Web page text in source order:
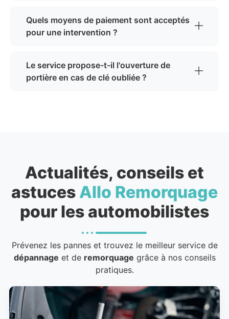
Quels moyens de paiement sont acceptés
pour une intervention ?
Le service propose-t-il l'ouverture de
portière en cas de clé oubliée ?
Actualités, conseils et
astuces Allo Remorquage
pour les automobilistes
Prévenez les pannes et trouvez le meilleur service de
dépannage et de remorquage grâce à nos conseils
pratiques.